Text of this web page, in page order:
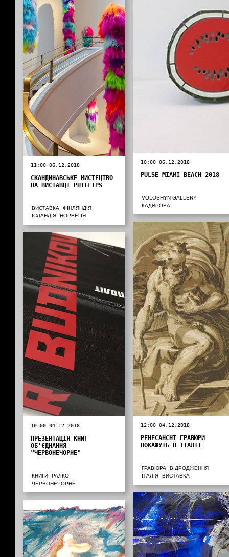
11:00 06.12.2018
СКАНДИНАВСЬКЕ МИСТЕЦТВО
НА ВИСТАВЦІ PHILLIPS
ВИСТАВКА
ФІНЛЯНДІЯ
ІСЛАНДІЯ
НОРВЕГІЯ
10:00 06.12.2018
PULSE MIAMI BEACH 2018
VOLOSHYN GALLERY
КАДИРОВА
12:00 04.12.2018
РЕНЕСАНСНІ ГРАВЮРИ
ПОКАЖУТЬ В ІТАЛІЇ
ГРАВЮРА
ВІДРОДЖЕННЯ
ІТАЛІЯ
ВИСТАВКА
10:00 04.12.2018
ПРЕЗЕНТАЦІЯ КНИГ
ОБ'ЄДНАННЯ
"ЧЕРВОНЕЧОРНЕ"
КНИГИ
РАЛКО
ЧЕРВОНЕЧОРНЕ